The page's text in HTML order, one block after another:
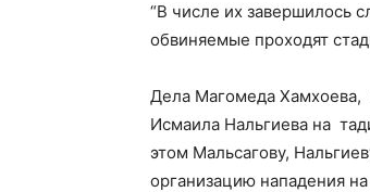
“В числе их завершилось
обвиняемые проходят
Дела Магомеда Хамхоева,
Исмаила Нальгиева на
этом Мальсагову,
организацию нападения